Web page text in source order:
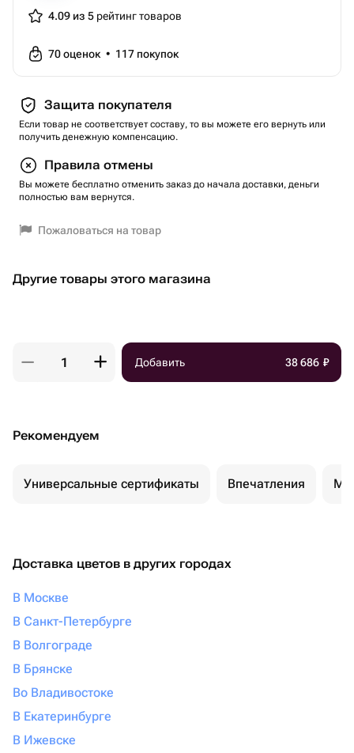
сертификат).
Необходима предварительная запись.
Это и еще сотни развлечений на выбор вы можете
пройти по одному Универсальному сертификату
Тип сертификата: подарки-впечатления
Вид подарка-впечатления: экстрим
Тематика: прогулки, экскурсии, путешествия
Тематика: с детьми
4.09 из 5 рейтинг товаров
70оценок • 117 покупок
Защита покупателя
Если товар не соответствует составу, то вы можете его вернуть или
получить денежную компенсацию.
Правила отмены
Вы можете бесплатно отменить заказ до начала доставки, деньги
полностью вам вернутся.
Пожаловаться на товар
Другие товары этого магазина
Добавить 38 686 ₽
Рекомендуем
Универсальные сертификаты Впечатления
Доставка цветов в других городах
В Москве
В Санкт-Петербурге
В Волгограде
В Брянске
Во Владивостоке
В Екатеринбурге
В Ижевске